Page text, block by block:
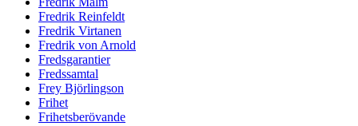
Fredrik Reinfeldt
Fredrik Virtanen
Fredrik von Arnold
Fredsgarantier
Fredssamtal
Frey Björlingson
Frihet
Frihetsberövande